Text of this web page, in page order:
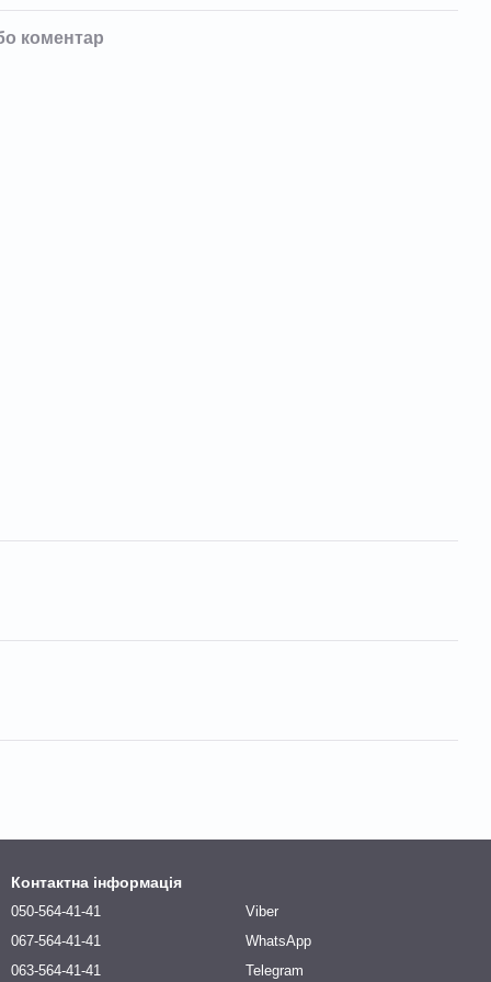
коментар
Контактна інформація
050-564-41-41
067-564-41-41
063-564-41-41
Viber
WhatsApp
Telegram